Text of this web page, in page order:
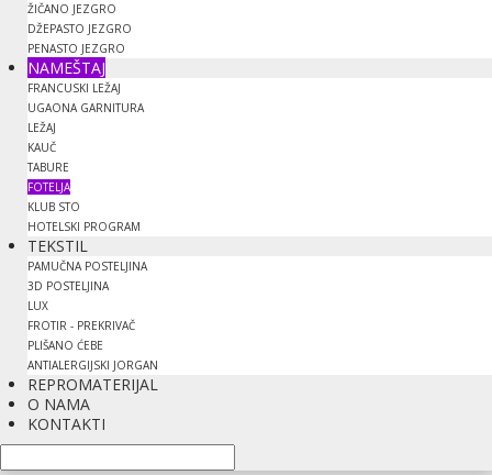
ŽIČANO JEZGRO
DŽEPASTO JEZGRO
PENASTO JEZGRO
NAMEŠTAJ
FRANCUSKI LEŽAJ
UGAONA GARNITURA
LEŽAJ
KAUČ
TABURE
FOTELJA
KLUB STO
HOTELSKI PROGRAM
TEKSTIL
PAMUČNA POSTELJINA
3D POSTELJINA
LUX
FROTIR - PREKRIVAČ
PLIŠANO ĆEBE
ANTIALERGIJSKI JORGAN
REPROMATERIJAL
O NAMA
KONTAKTI